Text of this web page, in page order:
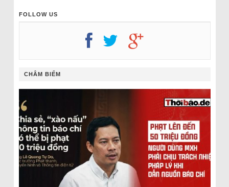
FOLLOW US
CHÂM BIẾM